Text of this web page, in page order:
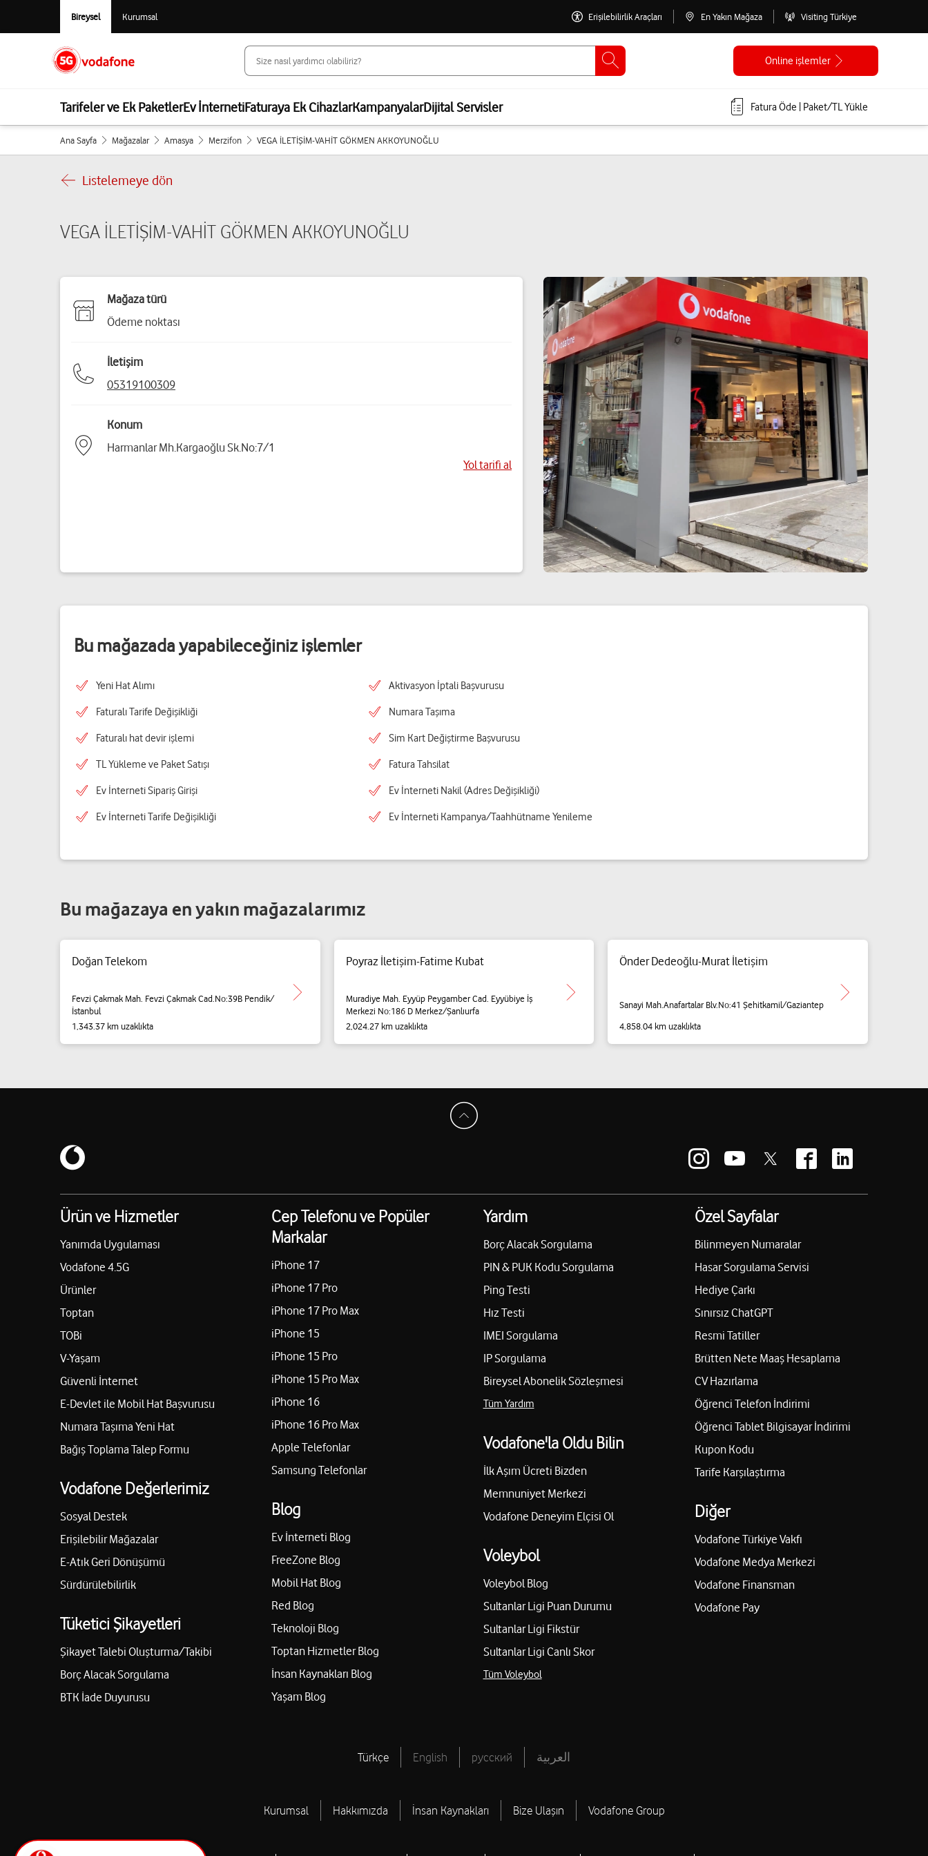
Bireysel Kurumsal Erişilebilirlik Araçları En Yakın Mağaza Visiting Türkiye
Online işlemler
Tarifeler ve Ek PaketlerEv İnternetiFaturaya Ek CihazlarKampanyalarDijital Servisler Fatura Öde | Paket/TL Yükle
Ana Sayfa Mağazalar Amasya Merzifon VEGA İLETİŞİM-VAHİT GÖKMEN AKKOYUNOĞLU
Listelemeye dön
VEGA İLETİŞİM-VAHİT GÖKMEN AKKOYUNOĞLU
Mağaza türü
Ödeme noktası
İletişim
05319100309
Konum
Harmanlar Mh.Kargaoğlu Sk.No:7/1
Yol tarifi al
Bu mağazada yapabileceğiniz işlemler
Yeni Hat Alımı Aktivasyon İptali Başvurusu
Faturalı Tarife Değişikliği Numara Taşıma
Faturalı hat devir işlemi Sim Kart Değiştirme Başvurusu
TL Yükleme ve Paket Satışı Fatura Tahsilat
Ev İnterneti Sipariş Girişi Ev İnterneti Nakil (Adres Değişikliği)
Ev İnterneti Tarife Değişikliği Ev İnterneti Kampanya/Taahhütname Yenileme
Bu mağazaya en yakın mağazalarımız
Doğan Telekom
Fevzi Çakmak Mah. Fevzi Çakmak Cad.No:39B Pendik/
İstanbul
1,343.37 km uzaklıkta
Poyraz İletişim-Fatime Kubat
Muradiye Mah. Eyyüp Peygamber Cad. Eyyübiye İş
Merkezi No:186 D Merkez/Şanlıurfa
2,024.27 km uzaklıkta
Önder Dedeoğlu-Murat İletişim
Sanayi Mah.Anafartalar Blv.No:41 Şehitkamil/Gaziantep
4,858.04 km uzaklıkta
Ürün ve Hizmetler
Yanımda Uygulaması
Vodafone 4.5G
Ürünler
Toptan
TOBi
V-Yaşam
Güvenli İnternet
E-Devlet ile Mobil Hat Başvurusu
Numara Taşıma Yeni Hat
Bağış Toplama Talep Formu
Vodafone Değerlerimiz
Sosyal Destek
Erişilebilir Mağazalar
E-Atık Geri Dönüşümü
Sürdürülebilirlik
Tüketici Şikayetleri
Şikayet Talebi Oluşturma/Takibi
Borç Alacak Sorgulama
BTK İade Duyurusu
Cep Telefonu ve Popüler
Markalar
iPhone 17
iPhone 17 Pro
iPhone 17 Pro Max
iPhone 15
iPhone 15 Pro
iPhone 15 Pro Max
iPhone 16
iPhone 16 Pro Max
Apple Telefonlar
Samsung Telefonlar
Blog
Ev İnterneti Blog
FreeZone Blog
Mobil Hat Blog
Red Blog
Teknoloji Blog
Toptan Hizmetler Blog
İnsan Kaynakları Blog
Yaşam Blog
Yardım
Borç Alacak Sorgulama
PIN & PUK Kodu Sorgulama
Ping Testi
Hız Testi
IMEI Sorgulama
IP Sorgulama
Bireysel Abonelik Sözleşmesi
Tüm Yardım
Vodafone'la Oldu Bilin
İlk Aşım Ücreti Bizden
Memnuniyet Merkezi
Vodafone Deneyim Elçisi Ol
Voleybol
Voleybol Blog
Sultanlar Ligi Puan Durumu
Sultanlar Ligi Fikstür
Sultanlar Ligi Canlı Skor
Tüm Voleybol
Özel Sayfalar
Bilinmeyen Numaralar
Hasar Sorgulama Servisi
Hediye Çarkı
Sınırsız ChatGPT
Resmi Tatiller
Brütten Nete Maaş Hesaplama
CV Hazırlama
Öğrenci Telefon İndirimi
Öğrenci Tablet Bilgisayar İndirimi
Kupon Kodu
Tarife Karşılaştırma
Diğer
Vodafone Türkiye Vakfı
Vodafone Medya Merkezi
Vodafone Finansman
Vodafone Pay
Türkçe English русский العربية
Kurumsal Hakkımızda İnsan Kaynakları Bize Ulaşın Vodafone Group